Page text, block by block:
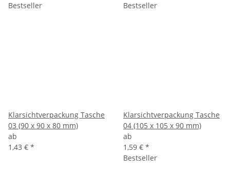
Bestseller
Klarsichtverpackung Tasche
03 (90 x 90 x 80 mm)
ab
1,43 € *
Bestseller
Klarsichtverpackung Tasche
04 (105 x 105 x 90 mm)
ab
1,59 € *
Bestseller